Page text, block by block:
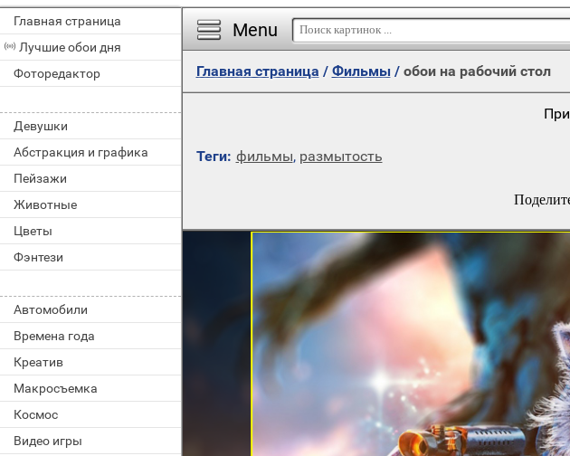
Главная страница
Лучшие обои дня
Фоторедактор
Девушки
Абстракция и графика
Пейзажи
Животные
Цветы
Фэнтези
Автомобили
Времена года
Креатив
Макросъемка
Космос
Видео игры
Menu
Главная страница / Фильмы/ обои на рабочий стол
Теги: фильмы, размытость